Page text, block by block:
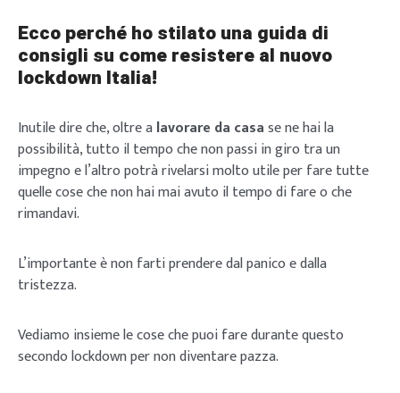
Ecco perché ho stilato una guida di
consigli su come resistere al nuovo
lockdown Italia!
Inutile dire che, oltre alavorare da casase ne hai la
possibilità, tutto il tempo che non passi in giro tra un
impegno e l’altro potrà rivelarsi molto utile per fare tutte
quelle cose che non hai mai avuto il tempo di fare o che
rimandavi.
L’importante è non farti prendere dal panico e dalla
tristezza.
Vediamo insieme le cose che puoi fare durante questo
secondo lockdown per non diventare pazza.